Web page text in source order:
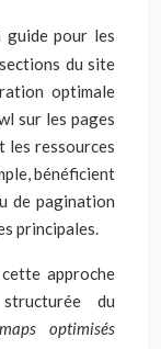
guide pour les
du site
optimale
sur les pages
les ressources
bénéficient
de pagination
principales.
approche
du
optimisés